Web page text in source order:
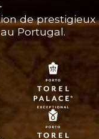
de prestigieux
Portugal.